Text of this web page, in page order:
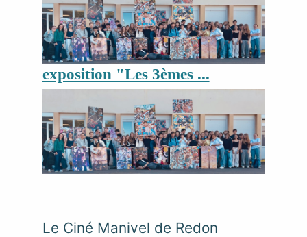
exposition "Les 3èmes ...
Le Ciné Manivel de Redon